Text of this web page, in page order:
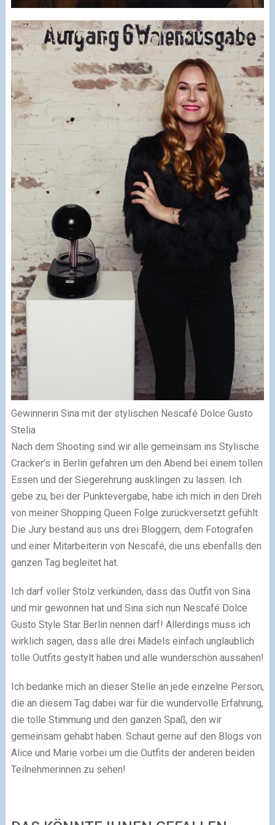
Gewinnerin Sina mit der stylischen Nescafé Dolce Gusto
Stelia
Nach dem Shooting sind wir alle gemeinsam ins Stylische
Cracker’s in Berlin gefahren um den Abend bei einem tollen
Essen und der Siegerehrung ausklingen zu lassen. Ich
gebe zu, bei der Punktevergabe, habe ich mich in den Dreh
von meiner Shopping Queen Folge zurückversetzt gefühlt.
Die Jury bestand aus uns drei Bloggern, dem Fotografen
und einer Mitarbeiterin von Nescafé, die uns ebenfalls den
ganzen Tag begleitet hat.
Ich darf voller Stolz verkünden, dass das Outfit von Sina
und mir gewonnen hat und Sina sich nun Nescafé Dolce
Gusto Style Star Berlin nennen darf! Allerdings muss ich
wirklich sagen, dass alle drei Mädels einfach unglaublich
tolle Outfits gestylt haben und alle wunderschön aussahen!
Ich bedanke mich an dieser Stelle an jede einzelne Person,
die an diesem Tag dabei war für die wundervolle Erfahrung,
die tolle Stimmung und den ganzen Spaß, den wir
gemeinsam gehabt haben. Schaut gerne auf den Blogs von
Alice und Marie vorbei um die Outfits der anderen beiden
Teilnehmerinnen zu sehen!